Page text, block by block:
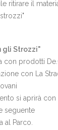
ritirare il
gli Strozzi"
con prodotti
con La
si aprirà
seguente
al Parco.